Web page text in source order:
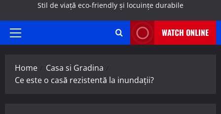
Stil de viață eco-friendly și locuințe durabile
Primary
WATCH ONLINE
Home
Casa si Gradina
Ce este o casă rezistentă la inundații?